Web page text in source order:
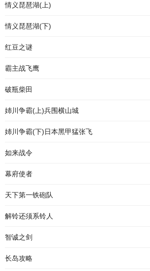
情义琵琶湖(上)
情义琵琶湖(下)
红豆之谜
霸主战飞鹰
破瓶柴田
姉川争霸(上)兵围横山城
姉川争霸(下)日本黑甲猛张飞
如来战令
幕府使者
天下第一铁砲队
解铃还须系铃人
智诚之剑
长岛攻略